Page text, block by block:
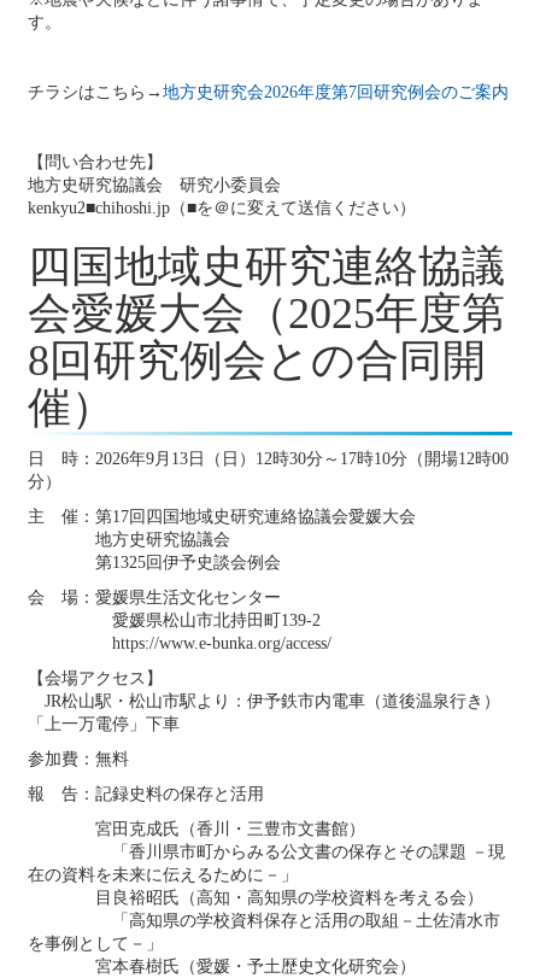
例会）（2025年3月1日）
望ましい基準の全部を改正する告示案」に対する意見表明
2026年1月26日
シンポジウム 第16回四国地域史研究連絡協議会(高知)大会
2026年1月20日
企画出版物大会成果論集＆シリーズ本「地方史はおもしろ
い」割引販売のお知らせ
2026年1月9日
イベント情報2026年1月のイベント(更新しました)
2025年12月14日
会誌『地方史研究』
2025年12月10日
2025年12月5日
研究例会 2025年度第２回研究例会のご案内（伊予史談会と
2025年11月16日
大会・総会【予告】第76回（飯能）大会のお知らせ
2025年11月16日
日本史関係卒業論文発表会【予告】第67回日本史関係卒業
論文発表会のお知らせ
2025年11月4日
企画出版物好評！新シリーズ「地方史はおもしろい」第8
弾『ここまでわかった京都の歴史』刊行！
2025年10月31日
イベント情報2025年11月のイベント（更新しました）
2025年10月15日
す。
チラシはこちら→ 地方史研究会2026年度第7回研究例会のご案内
【問い合わせ先】
地方史研究協議会 研究小委員会
kenkyu2■chihoshi.jp（■を＠に変えて送信ください）
四国地域史研究連絡協議
会愛媛大会（2025年度第
8回研究例会との合同開
催）
日 時：2026年9月13日（日）12時30分～17時10分（開場12時00
分）
主 催：第17回四国地域史研究連絡協議会愛媛大会
地方史研究協議会
第1325回伊予史談会例会
会 場：愛媛県生活文化センター
愛媛県松山市北持田町139-2
https://www.e-bunka.org/access/
【会場アクセス】
JR松山駅・松山市駅より：伊予鉄市内電車（道後温泉行き）
「上一万電停」下車
参加費：無料
報 告：記録史料の保存と活用
宮田克成氏（香川・三豊市文書館）
「香川県市町からみる公文書の保存とその課題 －現
在の資料を未来に伝えるために－」
目良裕昭氏（高知・高知県の学校資料を考える会）
「高知県の学校資料保存と活用の取組－土佐清水市
を事例として－」
宮本春樹氏（愛媛・予土歴史文化研究会）